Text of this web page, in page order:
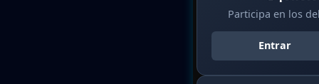
Participa en los
Entrar